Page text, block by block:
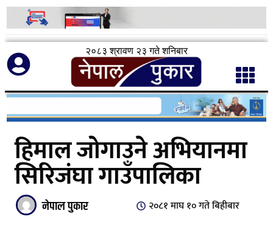
२०८३ श्रावण २३ गते शनिबार
हिमाल जोगाउने अभियानमा
सिरिजंघा गाउँपालिका
नेपाल पुकार २०८१ माघ १० गते बिहीबार